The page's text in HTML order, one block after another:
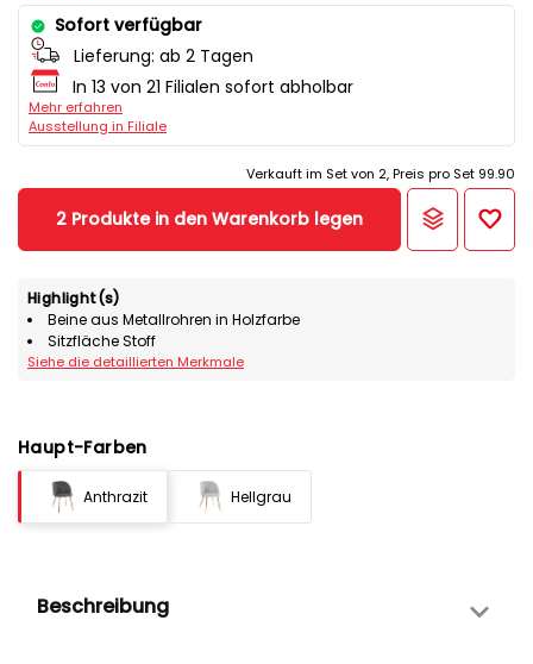
Sofort verfügbar
Lieferung: ab 2 Tagen
In 13 von 21 Filialen sofort abholbar
Mehr erfahren
Ausstellung in Filiale
Verkauft im Set von 2, Preis pro Set 99.90
2 Produkte in den Warenkorb legen
Highlight(s)
Beine aus Metallrohren in Holzfarbe
Sitzfläche Stoff
Siehe die detaillierten Merkmale
Haupt-Farben
Anthrazit Hellgrau
Beschreibung